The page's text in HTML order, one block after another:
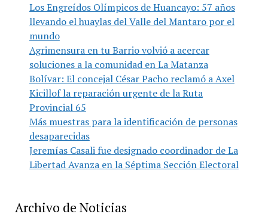
Los Engreídos Olímpicos de Huancayo: 57 años
llevando el huaylas del Valle del Mantaro por el
mundo
Agrimensura en tu Barrio volvió a acercar
soluciones a la comunidad en La Matanza
Bolívar: El concejal César Pacho reclamó a Axel
Kicillof la reparación urgente de la Ruta
Provincial 65
Más muestras para la identificación de personas
desaparecidas
Jeremías Casali fue designado coordinador de La
Libertad Avanza en la Séptima Sección Electoral
Archivo de Noticias